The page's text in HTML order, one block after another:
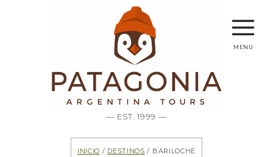
— EST. 1999 —
menu
Inicio / Destinos / Bariloche